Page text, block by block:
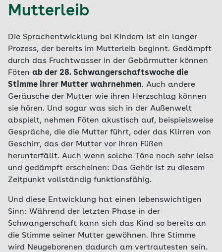
Mutterleib
Die Sprachentwicklung bei Kindern ist ein langer
Prozess, der bereits im Mutterleib beginnt. Gedämpft
durch das Fruchtwasser in der Gebärmutter können
Föten ab der 28. Schwangerschaftswoche die
Stimme ihrer Mutter wahrnehmen. Auch andere
Geräusche der Mutter wie ihren Herzschlag können
sie hören. Und sogar was sich in der Außenwelt
abspielt, nehmen Föten akustisch auf, beispielsweise
Gespräche, die die Mutter führt, oder das Klirren von
Geschirr, das der Mutter vor ihren Füßen
herunterfällt. Auch wenn solche Töne noch sehr leise
und gedämpft erscheinen: Das Gehör ist zu diesem
Zeitpunkt vollständig funktionsfähig.
Und diese Entwicklung hat einen lebenswichtigen
Sinn: Während der letzten Phase in der
Schwangerschaft kann sich das Kind so bereits an
die Stimme seiner Mutter gewöhnen. Ihre Stimme
wird Neugeborenen dadurch am vertrautesten sein.